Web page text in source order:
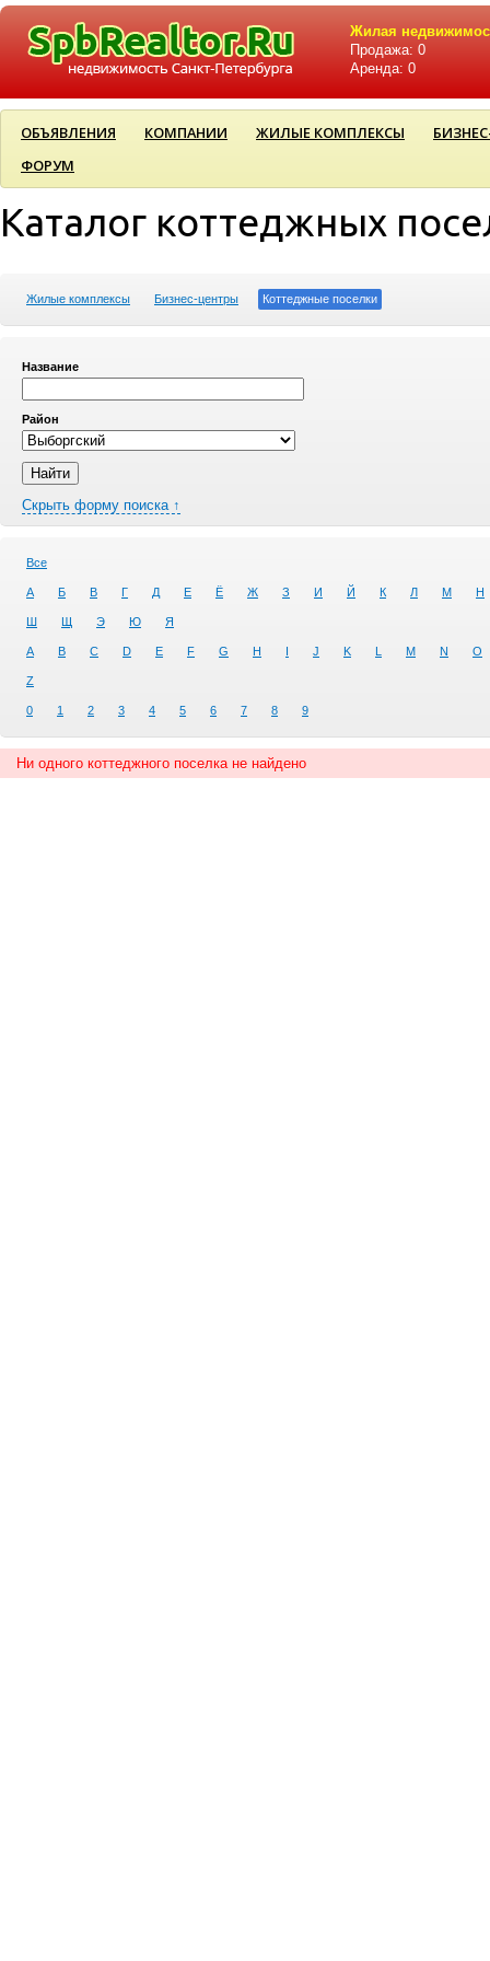
Жилая
Продажа: 0
Аренда: 0
ОБЪЯВЛЕНИЯ КОМПАНИИ ЖИЛЫЕ КОМПЛЕКСЫ
ФОРУМ
Каталог коттеджных
Жилые комплексы Бизнес-центры Коттеджные поселки
Название
Район
Скрыть форму поиска ↑
Все
А Б В Г Д Е Ё Ж З И Й К Л М Н
Ш Щ Э Ю Я
A B C D E F G H I J K L M N O
Z
0 1 2 3 4 5 6 7 8 9
Ни одного коттеджного поселка не найдено